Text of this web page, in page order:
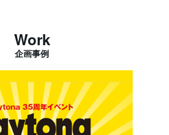
Work
企画事例